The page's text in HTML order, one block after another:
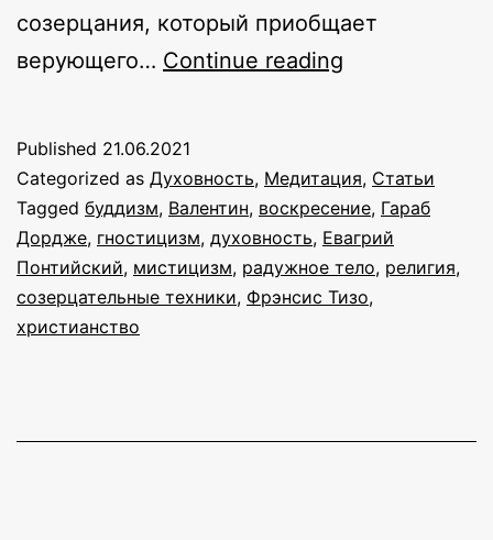
созерцания, который приобщает
верующего… Continue reading
световой
мистицизм
в
раннем
Published 21.06.2021
Categorized as Духовность, Медитация, Статьи
Tagged буддизм, Валентин, воскресение, Гараб
Дордже, гностицизм, духовность, Евагрий
Понтийский, мистицизм, радужное тело, религия,
созерцательные техники, Фрэнсис Тизо,
христианство